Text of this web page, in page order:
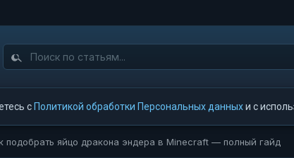
с Политикой обработки Персональных данныхи с
подобрать яйцо дракона эндера в Minecraft — полный гайд